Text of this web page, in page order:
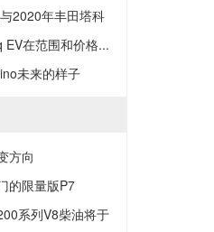
成，售价$ 39,995
含义？
2020年丰田塔科
年丰田塔科马：
EV在范围和价格...
在范围和价格上得到
未来的样子
方向
向
的限量版P7
限量版P7
系列V8柴油将于